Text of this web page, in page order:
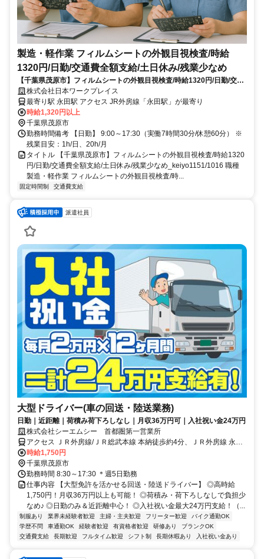
製造・軽作業 フィルムシートの外観目視検査/時給
1320円/日勤/交通費全額支給/土日休み/残業少なめ
【千葉県茂原市】フィルムシートの外観目視検査/時給1320円/日勤/交通
費全額支給/土日休み/残業少なめ_keiyo1151/1016
株式会社日本ワークプレイス
最寄り駅 永田駅 アクセス JR外房線「永田駅」が最寄り
時給1,320円以上
千葉県茂原市
勤務時間備考 【日勤】 9:00～17:30（実働7時間30分/休憩60分） ※
残業目安：1h/日、20h/月
タイトル 【千葉県茂原市】フィルムシートの外観目視検査/時給1320
円/日勤/交通費全額支給/土日休み/残業少なめ_keiyo1151/1016 職種
製造・軽作業 フィルムシートの外観目視検査/時...
固定時間制 交通費支給
派遣社員
大型ドライバー(車の回送・陸送業務)
日勤｜近距離｜荷積み荷下ろしなし｜月収36万円可｜入社祝い金24万円
株式会社シーエムシー 首都圏第一営業所
アクセス ＪＲ外房線/ＪＲ総武本線 本納徒歩約4分、ＪＲ外房線 永田
（千葉県）徒歩約32分、ＪＲ外房線/ＪＲ総武本線 新茂原徒歩約46分
「永田」駅～徒歩20分＊車・バイク・自転車OK
時給1,750円
千葉県茂原市
勤務時間 8:30～17:30 ＊週5日勤務
仕事内容 【大型免許を活かせる回送・陸送ドライバー】 ◎高時給
1,750円！月収36万円以上も可能！ ◎荷積み・荷下ろしなしで負担少
なめ♪ ◎日勤のみ＆近距離中心！ ◎入社祝い金最大24万円支給！（...
制服あり 業界未経験者歓迎 主婦・主夫歓迎 フリーター歓迎
バイク通勤OK
学歴不問
車通勤OK 経験者歓迎 有資格者歓迎 研修あり
ブランクOK
交通費支給
長期歓迎 フルタイム歓迎 シフト制 長期休暇あり 入社祝い金あり